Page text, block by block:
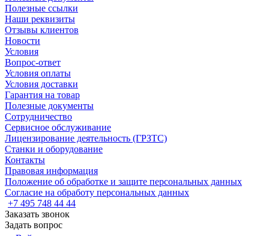
Полезные ссылки
Наши реквизиты
Отзывы клиентов
Новости
Условия
Вопрос-ответ
Условия оплаты
Условия доставки
Гарантия на товар
Полезные документы
Сотрудничество
Сервисное обслуживание
Лицензирование деятельность (ГРЗТС)
Станки и оборудование
Контакты
Правовая информация
Положение об обработке и защите персональных данных
Согласие на обработу персональных данных
+7 495 748 44 44
Заказать звонок
Задать вопрос